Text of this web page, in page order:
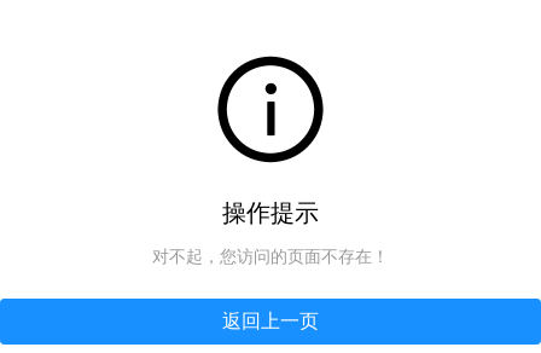
操作提示
对不起，您访问的页面不存在！
返回上一页